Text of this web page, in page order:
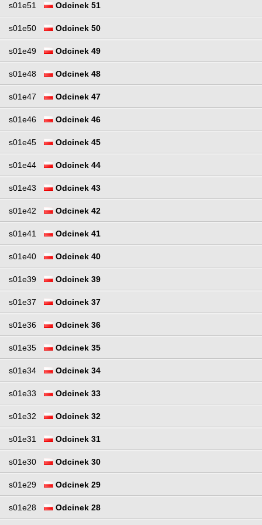
s01e51 Odcinek 51
s01e50 Odcinek 50
s01e49 Odcinek 49
s01e48 Odcinek 48
s01e47 Odcinek 47
s01e46 Odcinek 46
s01e45 Odcinek 45
s01e44 Odcinek 44
s01e43 Odcinek 43
s01e42 Odcinek 42
s01e41 Odcinek 41
s01e40 Odcinek 40
s01e39 Odcinek 39
s01e37 Odcinek 37
s01e36 Odcinek 36
s01e35 Odcinek 35
s01e34 Odcinek 34
s01e33 Odcinek 33
s01e32 Odcinek 32
s01e31 Odcinek 31
s01e30 Odcinek 30
s01e29 Odcinek 29
s01e28 Odcinek 28